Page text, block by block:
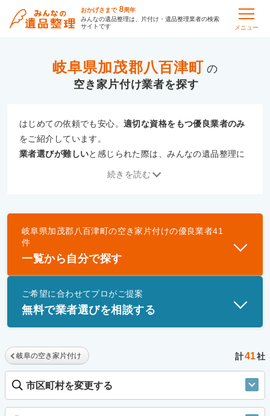
おかげさまで 8周年
みんなの遺品整理は、片付け・遺品整理業者の検索
サイトです
メニュー
岐阜県加茂郡八百津町 の
空き家片付け
はじめての依頼でも安心。適切な資格をもつ優良業者のみ
をご紹介しています。
業者選びが難しいと感じられた際は、みんなの遺品整理に
優良業者とは
一般財団法人遺品整理認定協会、および一般社団法
続きを読む
岐阜県加茂郡八百津町の空き家片付けの優良業者41
件
一覧から自分で探す
ご希望に合わせてプロがご提案
無料で業者選びを相談する
岐阜の空き家片付け 計41社
市区町村を変更する